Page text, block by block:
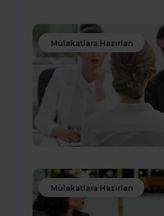
Mülakatlara Hazırlan
Mülakatlara Hazırlan